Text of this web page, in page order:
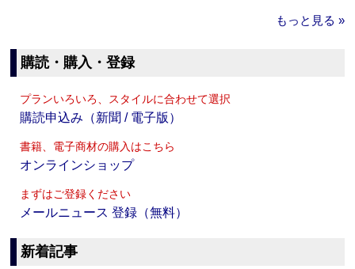
もっと見る »
購読・購入・登録
プランいろいろ、スタイルに合わせて選択
購読申込み（新聞 / 電子版）
書籍、電子商材の購入はこちら
オンラインショップ
まずはご登録ください
メールニュース 登録（無料）
新着記事